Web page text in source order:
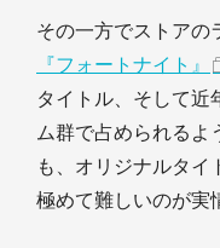
その一方でストアの
『フォートナイト』
タイトル、そして近
ム群で占められるよ
も、オリジナルタイ
極めて難しいのが実